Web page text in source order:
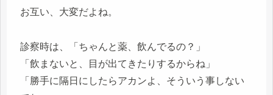
お互い、大変だよね。
診察時は、「ちゃんと薬、飲んでるの？」
「飲まないと、目が出てきたりするからね」
「勝手に隔日にしたらアカンよ、そういう事しない